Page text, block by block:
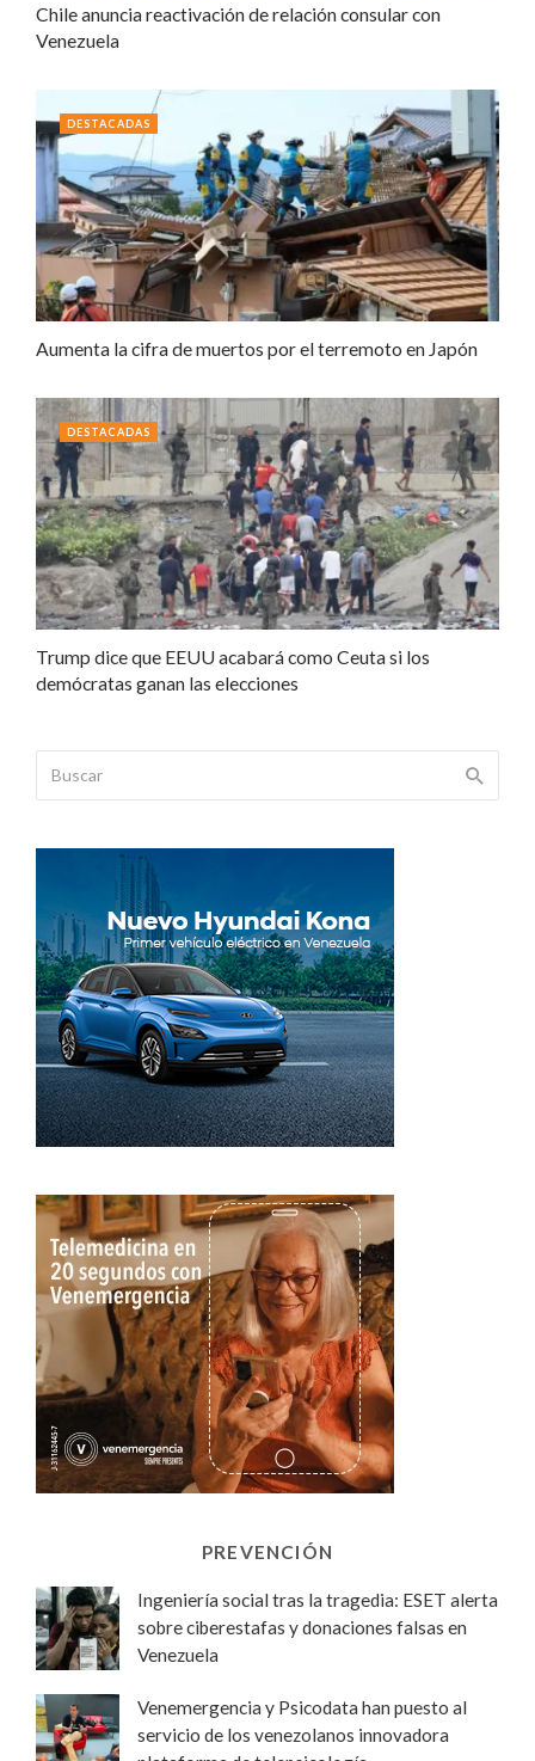
Chile anuncia reactivación de relación consular con
Venezuela
Aumenta la cifra de muertos por el terremoto en Japón
DESTACADAS
Trump dice que EEUU acabará como Ceuta si los
demócratas ganan las elecciones
DESTACADAS
PREVENCIÓN
Ingeniería social tras la tragedia: ESET alerta
sobre ciberestafas y donaciones falsas en
Venezuela
Venemergencia y Psicodata han puesto al
servicio de los venezolanos innovadora